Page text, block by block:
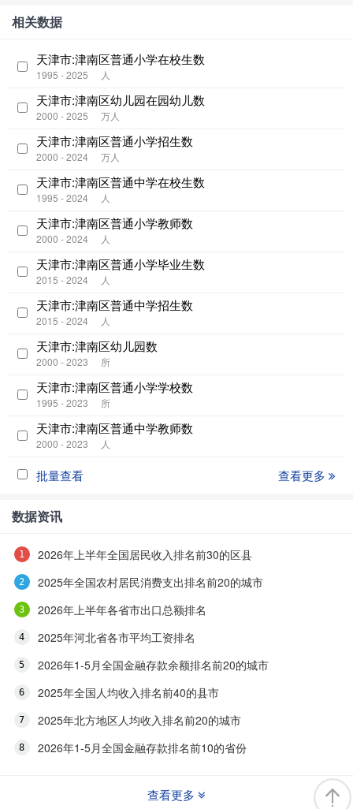
相关数据
天津市:津南区普通小学在校生数
1995 - 2025 人
天津市:津南区幼儿园在园幼儿数
2000 - 2025 万人
天津市:津南区普通小学招生数
2000 - 2024 万人
天津市:津南区普通中学在校生数
1995 - 2024 人
天津市:津南区普通小学教师数
2000 - 2024 人
天津市:津南区普通小学毕业生数
2015 - 2024 人
天津市:津南区普通中学招生数
2015 - 2024 人
天津市:津南区幼儿园数
2000 - 2023 所
天津市:津南区普通小学学校数
1995 - 2023 所
天津市:津南区普通中学教师数
2000 - 2023 人
批量查看 查看更多
数据资讯
2026年上半年全国居民收入排名前30的区县
2025年全国农村居民消费支出排名前20的城市
2026年上半年各省市出口总额排名
2025年河北省各市平均工资排名
2026年1-5月全国金融存款余额排名前20的城市
2025年全国人均收入排名前40的县市
2025年北方地区人均收入排名前20的城市
2026年1-5月全国金融存款排名前10的省份
查看更多